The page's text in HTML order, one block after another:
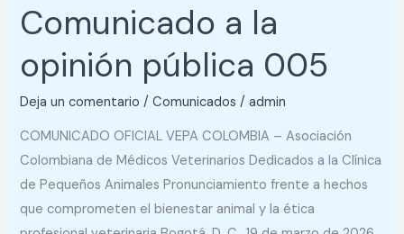
Comunicado a la
opinión pública 005
Deja un comentario /Comunicados /admin
COMUNICADO OFICIAL VEPA COLOMBIA – Asociación
Colombiana de Médicos Veterinarios Dedicados a la Clínica
de Pequeños Animales Pronunciamiento frente a hechos
que comprometen el bienestar animal y la ética
Comunicado
a
la
opinión
pública
005